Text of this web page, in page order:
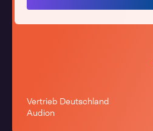
Vertrieb Deutschland
Audion